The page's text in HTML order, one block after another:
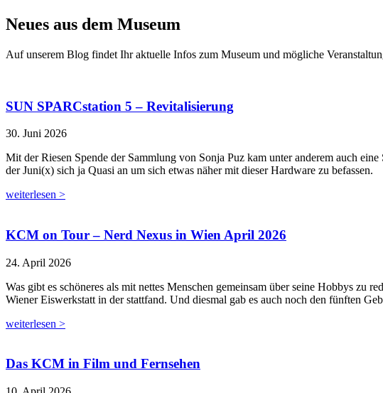
Neues aus dem Museum
Auf unserem Blog findet Ihr aktuelle Infos zum Museum und mögliche
SUN SPARCstation 5 – Revitalisierung
30. Juni 2026
Mit der Riesen Spende der Sammlung von Sonja Puz kam unter anderem auch
der Juni(x) sich ja Quasi an um sich etwas näher mit dieser Hardware zu befassen.
weiterlesen >
KCM on Tour – Nerd Nexus in Wien April 2026
24. April 2026
Was gibt es schöneres als mit nettes Menschen gemeinsam über seine Hobbys
Wiener Eiswerkstatt in der stattfand. Und diesmal gab es auch noch den fünften
weiterlesen >
Das KCM in Film und Fernsehen